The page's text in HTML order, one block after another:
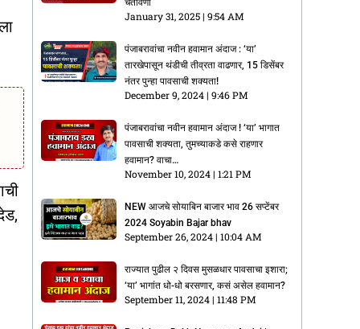
January 31, 2025 9:54 AM
पंजाबरावांचा नवीन हवामान अंदाज : ‘या’
तारखेपासून थंडीची तीव्रता वाढणार, 15 डिसेंबर
नंतर पुन्हा पावसाची शक्यता!
December 9, 2024 9:46 PM
पंजाबरावांचा नवीन हवामान अंदाज ! ‘या’ भागात
पावसाची शक्यता, तुमच्याकडे कसे राहणार
हवामान? वाचा…
November 10, 2024 1:21 PM
NEW आजचे सोयाबिन बाजार भाव 26 सप्टेंबर
2024 Soyabin Bajar bhav
September 26, 2024 10:04 AM
राज्यात पुढील २ दिवस मुसळधार पावसाचा इशारा;
‘या’ भागांत धो-धो बरसणार, कसं असेल हवामान?
September 11, 2024 11:48 PM